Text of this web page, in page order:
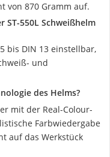
von 870 Gramm auf.
550L Schweißhelm
bis DIN 13 einstellbar,
und
des Helms?
mit der Real-Colour-
Farbwiedergabe
auf das Werkstück